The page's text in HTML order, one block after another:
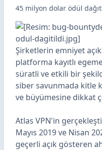
45 milyon dolar ödül
Şirketlerin emniyet
platforma kayıtlı
süratli ve etkili bir
siber savunmada kitle
ve büyümesine dikkat
Atlas VPN'in
Mayıs 2019 ve Nisan
geçerli açık gösteren